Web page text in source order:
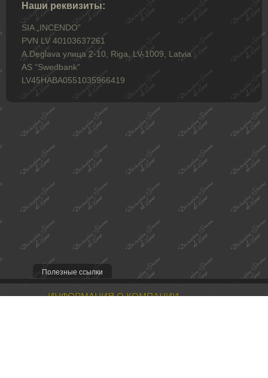
Наши реквизиты:
SIA „INCENDO”
PVN LV 40103637261
A.Deglava улица 2-10, Riga, LV-1009, Latvia
AS “Swedbank”
LV45HABA0551035966419
Полезные ссылки
ИНФОРМАЦИЯ О КОМПАНИИ